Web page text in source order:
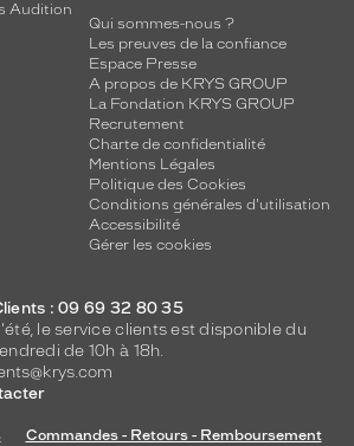
Audition
Qui sommes-nous ?
Les preuves de la confiance
Espace Presse
A propos de KRYS GROUP
La Fondation KRYS GROUP
Recrutement
Charte de confidentialité
Mentions Légales
Politique des Cookies
Conditions générales d'utilisation
Accessibilité
Gérer les cookies
: 09 69 32 80 35
le service clients est disponible du
de 10h à 18h.
Commandes - Retours - Remboursement